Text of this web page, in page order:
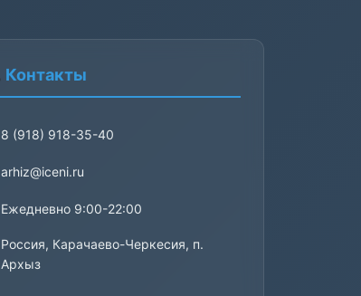
Контакты
8 (918) 918-35-40
arhiz@iceni.ru
Ежедневно 9:00-22:00
Россия, Карачаево-Черкесия, п.
Архыз